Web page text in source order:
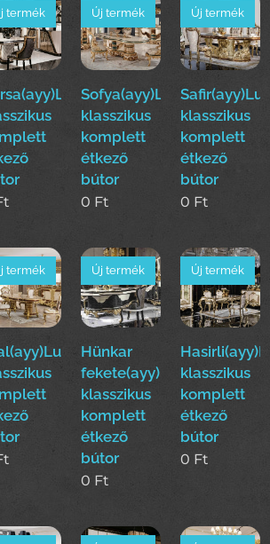
termék
Sofya(ayy)Luxus
klasszikus
komplett
étkező
bútor
Új termék
0 Ft
klasszikus
komplett
étkező
bútor
Új termék
0 Ft
termék
Hünkar
fekete(ayy)Luxus
klasszikus
komplett
étkező
bútor
Új termék
0 Ft
klasszikus
komplett
étkező
bútor
Új termék
0 Ft